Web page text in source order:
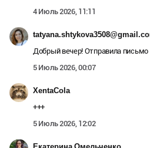
4 Июль 2026, 11:11
Добрый вечер! Отправила письмо
5 Июль 2026, 00:07
XentaCola
+++
5 Июль 2026, 12:02